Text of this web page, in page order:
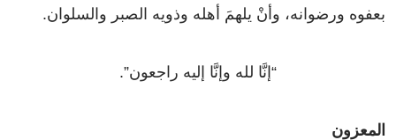
بعفوه ورضوانه، وأنْ يلهمَ أهله وذويه الصبر والسلوان.
“إنَّا لله وإنَّا إليه راجعون”.
المعزون